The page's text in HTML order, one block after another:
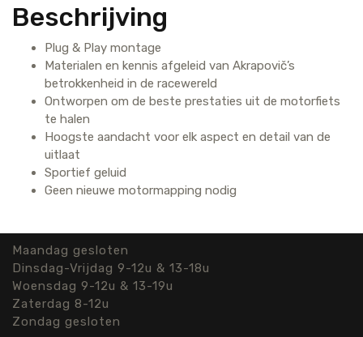
Beschrijving
Plug & Play montage
Materialen en kennis afgeleid van Akrapovič’s
betrokkenheid in de racewereld
Ontworpen om de beste prestaties uit de motorfiets
te halen
Hoogste aandacht voor elk aspect en detail van de
uitlaat
Sportief geluid
Geen nieuwe motormapping nodig
Maandag gesloten
Dinsdag-Vrijdag 9-12u & 13-18u
Woensdag 9-12u & 13-19u
Zaterdag 8-12u
Zondag gesloten